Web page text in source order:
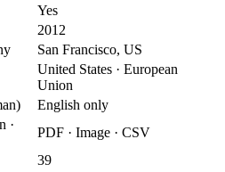
Yes
2012
San Francisco, US
United States · European
Union
English only
·
PDF · Image · CSV
39